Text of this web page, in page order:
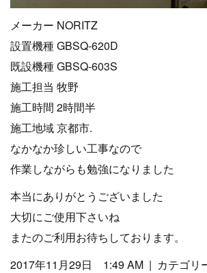
メーカー NORITZ
設置機種 GBSQ-620D
既設機種 GBSQ-603S
施工担当 牧野
施工時間 2時間半
施工地域 京都市.
なかなか珍しい工事なので
作業しながらも勉強になりました
本当にありがとうございました
大切にご使用下さいね
またのご利用お待ちしております。
2017年11月29日 1:49 AM | カテゴリ